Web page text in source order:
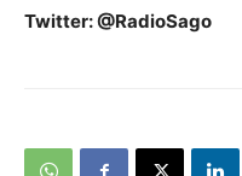
Twitter: @RadioSago